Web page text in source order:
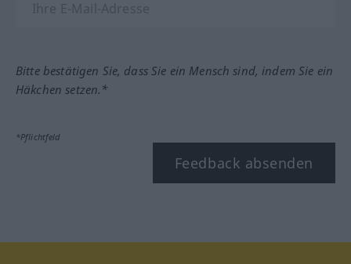
Bitte bestätigen Sie, dass Sie ein Mensch sind, indem Sie ein
Häkchen setzen.*
*Pflichtfeld
Feedback absenden